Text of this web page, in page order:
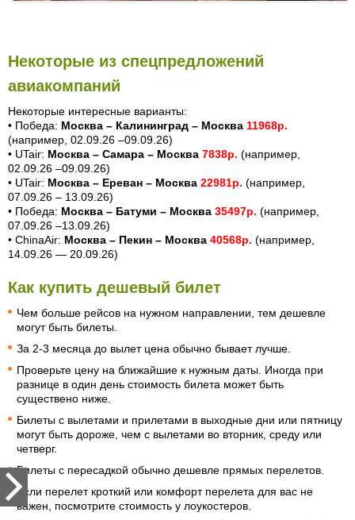
Некоторые из спецпредложений
авиакомпаний
Некоторые интересные варианты:
• Победа: Москва – Калининград – Москва 11968р.
(например, 02.09.26 –09.09.26)
• UTair: Москва – Самара – Москва 7838р. (например,
02.09.26 –09.09.26)
• UTair: Москва – Ереван – Москва 22981р. (например,
07.09.26 – 13.09.26)
• Победа: Москва – Батуми – Москва 35497р. (например,
07.09.26 –13.09.26)
• ChinaAir: Москва – Пекин – Москва 40568р. (например,
14.09.26 — 20.09.26)
Как купить дешевый билет
Чем больше рейсов на нужном направлении, тем дешевле
могут быть билеты.
За 2-3 месяца до вылет цена обычно бывает лучше.
Проверьте цену на ближайшие к нужным даты. Иногда при
разнице в один день стоимость билета может быть
существено ниже.
Билеты с вылетами и прилетами в выходные дни или пятницу
могут быть дороже, чем с вылетами во вторник, среду или
четверг.
Билеты с пересадкой обычно дешевле прямых перелетов.
Если перелет кроткий или комфорт перелета для вас не
важен, посмотрите стоимость у лоукостеров.